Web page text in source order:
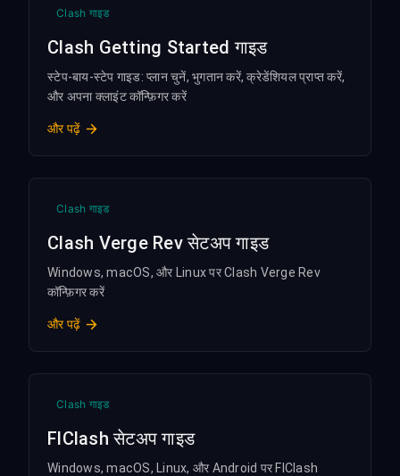
Clash गाइड
Clash Getting Started गाइड
स्टेप-बाय-स्टेप गाइड: प्लान चुनें, भुगतान करें, क्रेडेंशियल प्राप्त करें,
और अपना क्लाइंट कॉन्फ़िगर करें
और पढ़ें
Clash गाइड
Clash Verge Rev सेटअप गाइड
Windows, macOS, और Linux पर Clash Verge Rev
कॉन्फ़िगर करें
और पढ़ें
Clash गाइड
FlClash सेटअप गाइड
Windows, macOS, Linux, और Android पर FlClash